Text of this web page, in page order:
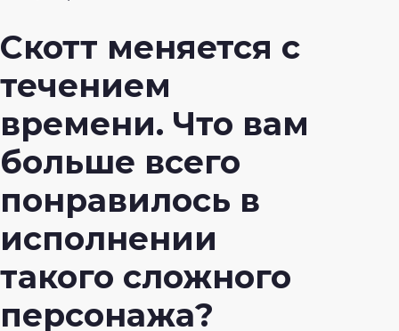
Скотт меняется с
течением
времени. Что вам
больше всего
понравилось в
исполнении
такого сложного
персонажа?